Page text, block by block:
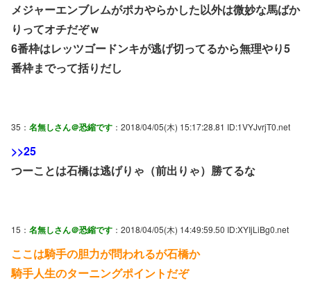
メジャーエンブレムがポカやらかした以外は微妙な馬ばか
りってオチだぞｗ
6番枠はレッツゴードンキが逃げ切ってるから無理やり5
番枠までって括りだし
35： 名無しさん＠恐縮です ：2018/04/05(木) 15:17:28.81 ID:1VYJvrjT0.net
>>25
つーことは石橋は逃げりゃ（前出りゃ）勝てるな
15： 名無しさん＠恐縮です ：2018/04/05(木) 14:49:59.50 ID:XYIjLiBg0.net
ここは騎手の胆力が問われるが石橋か
騎手人生のターニングポイントだぞ